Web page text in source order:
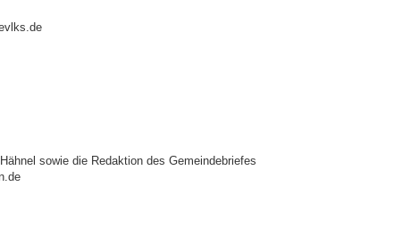
sowie die Redaktion des Gemeindebriefes